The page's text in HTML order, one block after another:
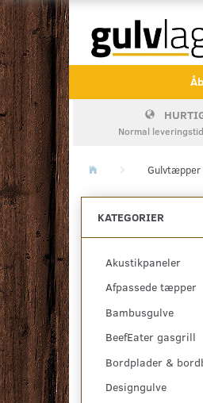
Normal
Gulvtæpper
KATEGORIER
Akustikpaneler
Afpassede tæpper
Bambusgulve
BeefEater gasgrill
Bordplader &
Designgulve